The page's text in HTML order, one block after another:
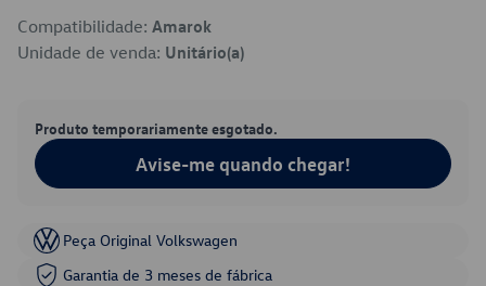
Compatibilidade: Amarok
Unidade de venda: Unitário(a)
Produto temporariamente esgotado.
Avise-me quando chegar!
Peça Original Volkswagen
Garantia de 3 meses de fábrica